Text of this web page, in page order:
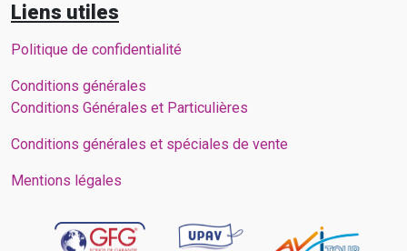
Liens utiles
Politique de confidentialité
Conditions générales
Conditions Générales et Particulières
Conditions générales et spéciales de vente
Mentions légales